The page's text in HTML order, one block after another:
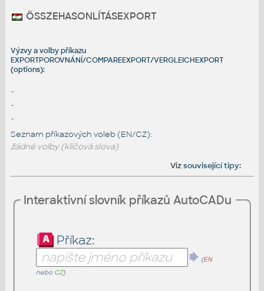
ÖSSZEHASONLÍTÁSEXPORT
Výzvy a volby příkazu
EXPORTPOROVNÁNÍ/COMPAREEXPORT/VERGLEICHEXPORT
(options):
-
-
-
Seznam příkazových voleb (EN/CZ):
žádné volby (klíčová slova)
Vizsouvisející tipy:
Interaktivní slovník příkazů AutoCADu
Příkaz:
(EN
nebo CZ)